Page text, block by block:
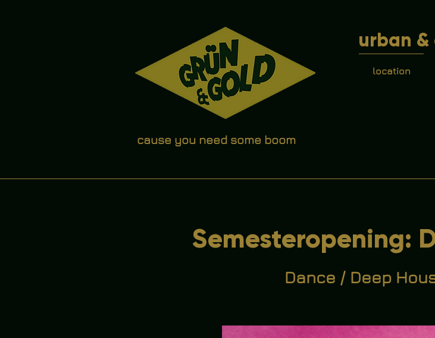
urban
location
cause you need some boom
Semesteropening:
Dance / Deep